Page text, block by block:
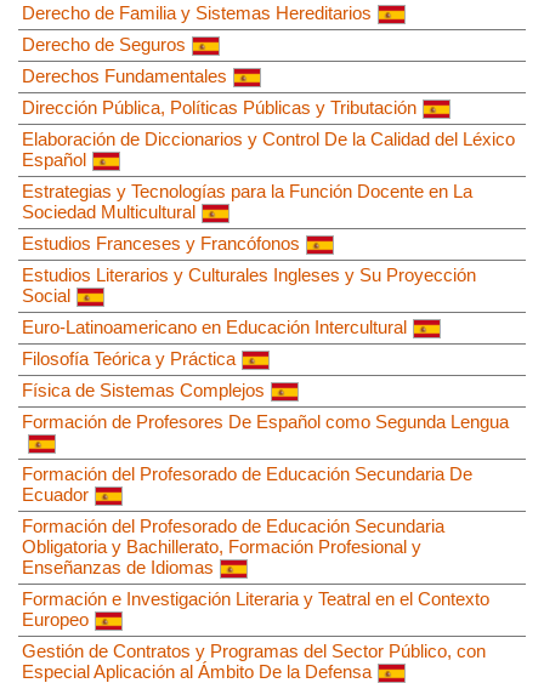
Derecho de Familia y Sistemas Hereditarios
Derecho de Seguros
Derechos Fundamentales
Dirección Pública, Políticas Públicas y Tributación
Elaboración de Diccionarios y Control De la Calidad del Léxico
Español
Estrategias y Tecnologías para la Función Docente en La
Sociedad Multicultural
Estudios Franceses y Francófonos
Estudios Literarios y Culturales Ingleses y Su Proyección
Social
Euro-Latinoamericano en Educación Intercultural
Filosofía Teórica y Práctica
Física de Sistemas Complejos
Formación de Profesores De Español como Segunda Lengua
Formación del Profesorado de Educación Secundaria De
Ecuador
Formación del Profesorado de Educación Secundaria
Obligatoria y Bachillerato, Formación Profesional y
Enseñanzas de Idiomas
Formación e Investigación Literaria y Teatral en el Contexto
Europeo
Gestión de Contratos y Programas del Sector Público, con
Especial Aplicación al Ámbito De la Defensa